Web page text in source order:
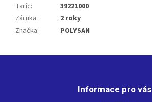
Taric:
39221000
Záruka:
2 roky
Značka: POLYSAN
Informace pro vás